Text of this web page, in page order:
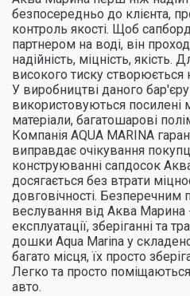
безпосередньо до клієнта,
контроль якості. Щоб
партнером на воді, він
надійність, міцність, якість.
високого тиску створюється
У виробництві даного
використовуються посилені
матеріали, багатошарові
Компанія AQUA MARINA
виправдає очікування
конструюванні сапдосок
досягається без втрати
довговічності.
веслування від Аква Марина
експлуатації, зберіганні та
дошки Aqua Marina у
багато місця, їх просто
Легко та просто
авто.